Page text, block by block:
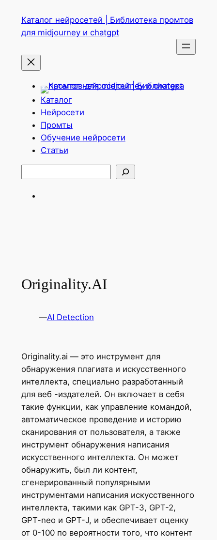
содержимому
Каталог нейросетей | Библиотека промтов
для midjourney и chatgpt
Каталог
Нейросети
Промты
Обучение нейросети
Статьи
Originality.AI
—AI Detection
Originality.ai — это инструмент для
обнаружения плагиата и искусственного
интеллекта, специально разработанный
для веб -издателей. Он включает в себя
такие функции, как управление командой,
автоматическое проведение и историю
сканирования от пользователя, а также
инструмент обнаружения написания
искусственного интеллекта. Он может
обнаружить, был ли контент,
сгенерированный популярными
инструментами написания искусственного
интеллекта, такими как GPT-3, GPT-2,
GPT-neo и GPT-J, и обеспечивает оценку
от 0-100 по вероятности того, что контент